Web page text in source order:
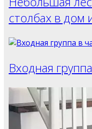
столбах в дом
Входная